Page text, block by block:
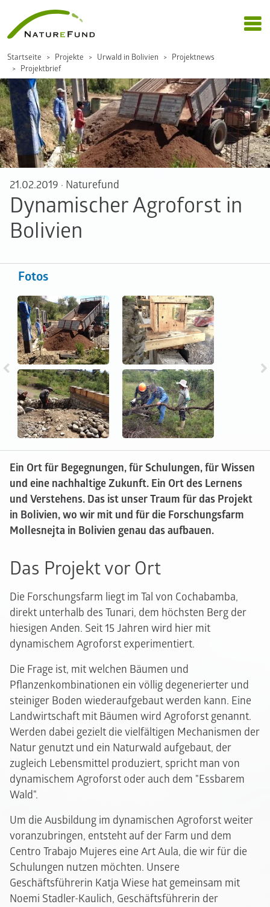
Startseite Projekte Urwald in Bolivien
Projektnews
Projektbrief
21.02.2019 · Naturefund
Dynamischer Agroforst in
Bolivien
Fotos
Ein Ort für Begegnungen, für Schulungen, für Wissen
und eine nachhaltige Zukunft. Ein Ort des Lernens
und Verstehens. Das ist unser Traum für das Projekt
in Bolivien, wo wir mit und für die Forschungsfarm
Mollesnejta in Bolivien genau das aufbauen.
Das Projekt vor Ort
Die Forschungsfarm liegt im Tal von Cochabamba,
direkt unterhalb des Tunari, dem höchsten Berg der
hiesigen Anden. Seit 15 Jahren wird hier mit
dynamischem Agroforst experimentiert.
Die Frage ist, mit welchen Bäumen und
Pflanzenkombinationen ein völlig degenerierter und
steiniger Boden wiederaufgebaut werden kann. Eine
Landwirtschaft mit Bäumen wird Agroforst genannt.
Werden dabei gezielt die vielfältigen Mechanismen der
Natur genutzt und ein Naturwald aufgebaut, der
zugleich Lebensmittel produziert, spricht man von
dynamischem Agroforst oder auch dem "Essbarem
Wald".
Um die Ausbildung im dynamischen Agroforst weiter
voranzubringen, entsteht auf der Farm und dem
Centro Trabajo Mujeres eine Art Aula, die wir für die
Schulungen nutzen möchten. Unsere
Geschäftsführerin Katja Wiese hat gemeinsam mit
Noemi Stadler-Kaulich, Geschäftsführerin der